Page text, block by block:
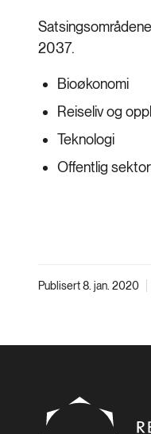
2037.
Bioøkonomi
Reiseliv og
Teknologi
Offentlig sektor
Publisert 8. jan. 2020